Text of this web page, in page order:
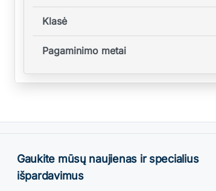
Klasė
Pagaminimo metai
Gaukite mūsų naujienas ir specialius
išpardavimus